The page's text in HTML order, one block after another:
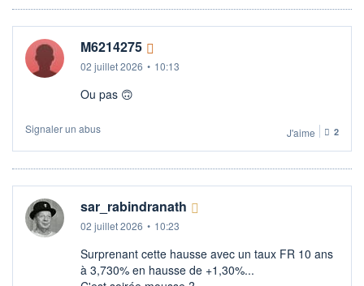
M6214275
02 juillet 2026 • 10:13
Ou pas 🙃
Signaler un abus J'aime 2
sar_rabindranath
02 juillet 2026 • 10:23
Surprenant cette hausse avec un taux FR 10 ans
à 3,730% en hausse de +1,30%...